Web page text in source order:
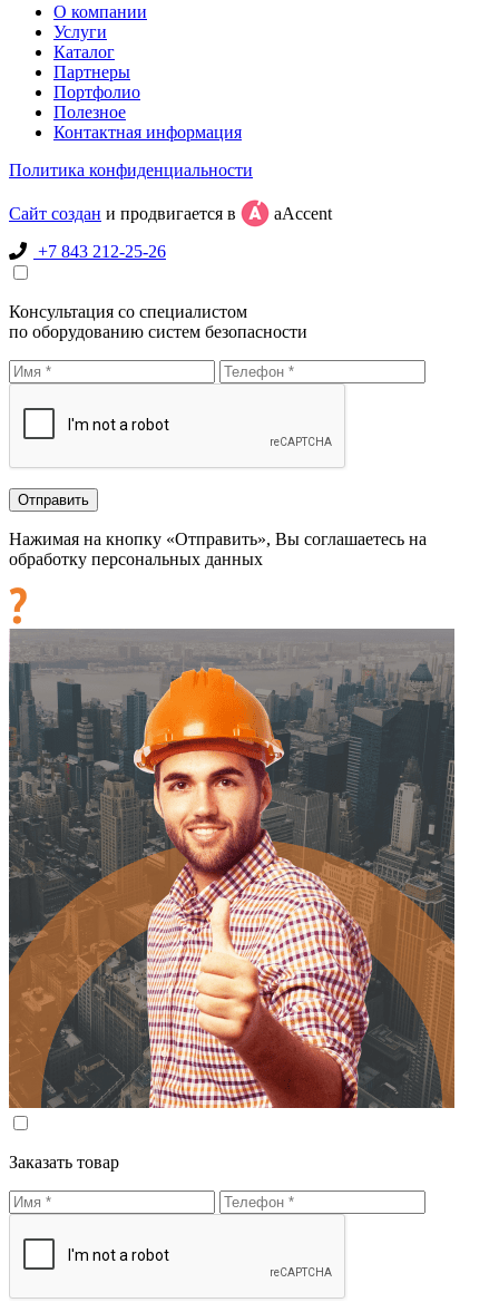
О компании
Услуги
Каталог
Партнеры
Портфолио
Полезное
Контактная информация
Политика конфиденциальности
Сайт создан и продвигается в
aAccent
+7 843 212-25-26
Консультация со специалистом
по оборудованию систем безопасности
Нажимая на кнопку «Отправить», Вы соглашаетесь на
обработку персональных данных
Заказать товар